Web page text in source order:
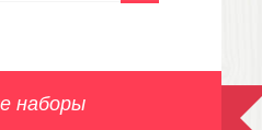
наборы